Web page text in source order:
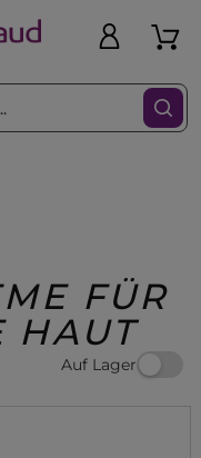
up
FÜR
HAUT
Auf Lager
Filter